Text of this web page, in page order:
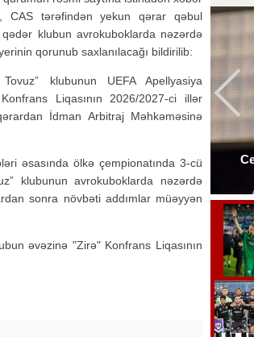
CAS tərəfindən yekun qərar qəbul
klubun avrokuboklarda nəzərdə
qorunub saxlanılacağı bildirilib:
Tovuz” klubunun UEFA Apellyasiya
Liqasının 2026/2027-ci illər
İdman Arbitraj Məhkəməsinə
əsasında ölkə çempionatında 3-cü
klubunun avrokuboklarda nəzərdə
sonra növbəti addımlar müəyyən
əvəzinə "Zirə" Konfrans Liqasının
biznesi olan məşhurlar - Siyahı